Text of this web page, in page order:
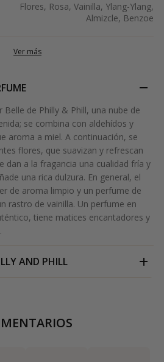
Flores, Rosa, Vainilla, Ylang-Ylang,
Almizcle, Benzoe
Ver más
Belle de Philly & Phill, una nube de
se combina con aldehídos y
aroma a miel. A continuación, se
flores, que suavizan y refrescan
dan a la fragancia una cualidad fría y
una rica dulzura. En general, el
de aroma limpio y un perfume de
rastro de vainilla. Un perfume en
tiene matices encantadores y
AND PHILL